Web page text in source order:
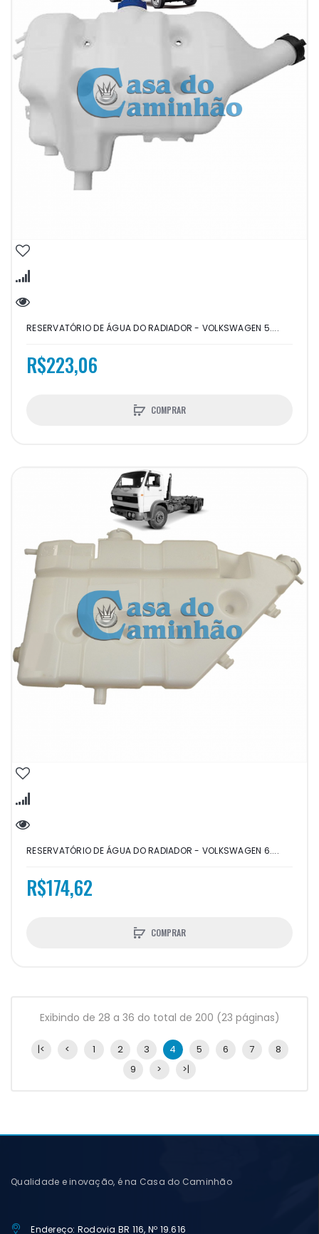
RESERVATÓRIO DE ÁGUA DO RADIADOR - VOLKSWAGEN 5....
R$223,06
COMPRAR
RESERVATÓRIO DE ÁGUA DO RADIADOR - VOLKSWAGEN 6....
R$174,62
COMPRAR
Exibindo de 28 a 36 do total de 200 (23 páginas)
|< < 1 2 3 4 5 6 7
8
9
> >|
Qualidade e inovação, é na Casa do Caminhão
Endereço: Rodovia BR 116, Nº 19.616